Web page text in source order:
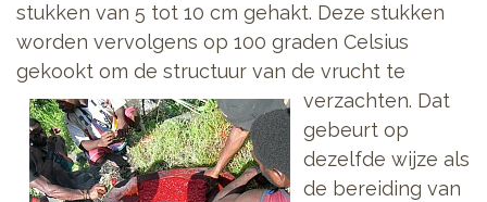
stukken van 5 tot 10 cm gehakt. Deze stukken
worden vervolgens op 100 graden Celsius
gekookt om de structuur van de vrucht te
verzachten. Dat
gebeurt op
dezelfde wijze als
de bereiding van